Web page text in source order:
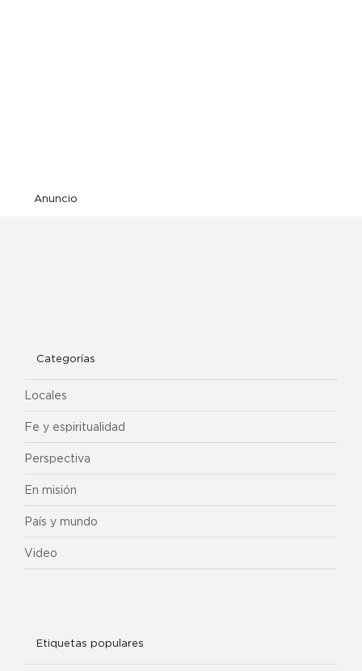
Anuncio
Categorías
Locales
Fe y espiritualidad
Perspectiva
En misión
País y mundo
Video
Etiquetas populares